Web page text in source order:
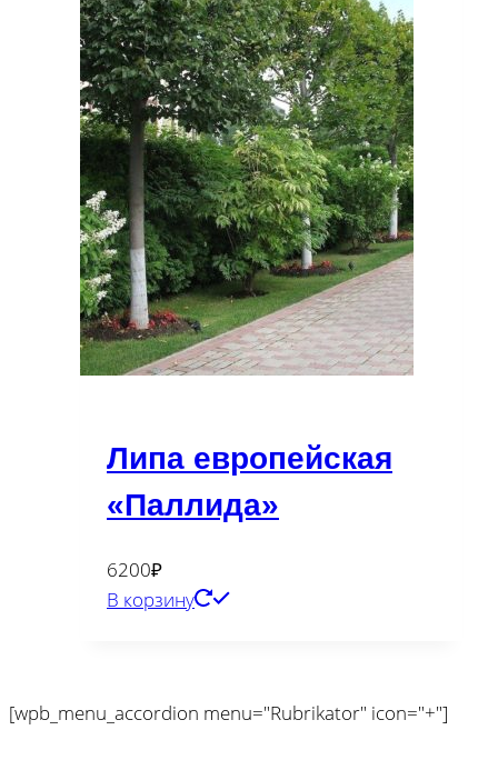
Липа европейская
«Паллида»
6200₽
В корзину
[wpb_menu_accordion menu="Rubrikator" icon="+"]